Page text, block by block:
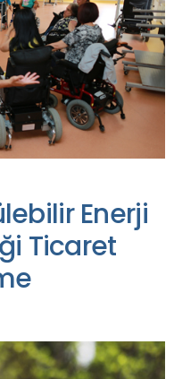
Enerji
Ticaret